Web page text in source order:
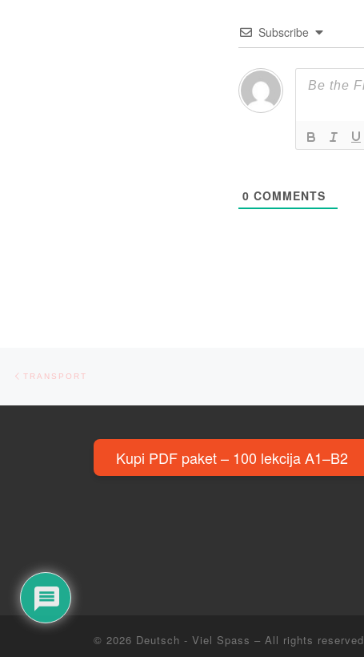
Subscribe
0 COMMENTS
Post navigation
TRANSPORT
Kupi PDF paket – 100 lekcija A1–B2
© 2026 Deutsch - Viel Spass – All rights reserved